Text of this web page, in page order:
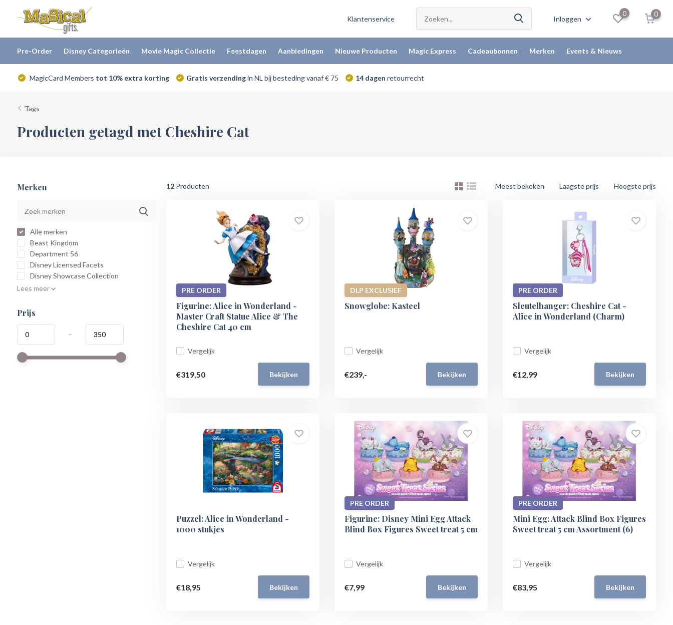
Klantenservice Inloggen
0 0
Pre-Order Disney Categorieën Movie Magic Collectie Feestdagen Aanbiedingen Nieuwe Producten Magic Express Cadeaubonnen Merken Events & Nieuws
MagicCard Members tot 10% extra korting Gratis verzendingin NL bij besteding vanaf € 75 14 dagen retourrecht
Tags
Producten getagd met Cheshire Cat
Merken
Alle merken
Beast Kingdom
Department 56
Disney Licensed Facets
Disney Showcase Collection
Lees meer
Prijs
-
12Producten Meest bekeken Laagste prijs Hoogste prijs
PRE ORDER
Figurine: Alice in Wonderland -
Master Craft Statue Alice & The
Cheshire Cat 40 cm
Vergelijk
€319,50 Bekijken
DLP EXCLUSIEF
Snowglobe: Kasteel
Vergelijk
€239,- Bekijken
PRE ORDER
Sleutelhanger: Cheshire Cat -
Alice in Wonderland (Charm)
Vergelijk
€12,99 Bekijken
Puzzel: Alice in Wonderland -
1000 stukjes
Vergelijk
€18,95 Bekijken
PRE ORDER
Figurine: Disney Mini Egg Attack
Blind Box Figures Sweet treat 5 cm
Vergelijk
€7,99 Bekijken
PRE ORDER
Mini Egg: Attack Blind Box Figures
Sweet treat 5 cm Assortment (6)
Vergelijk
€83,95 Bekijken